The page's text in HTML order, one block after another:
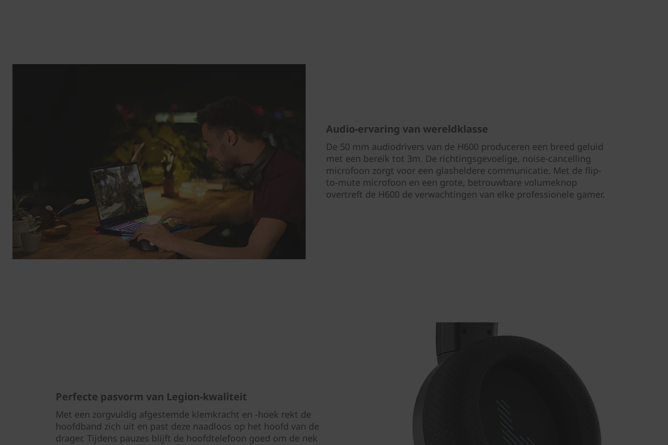
Audio-ervaring van wereldklasse
De 50 mm audiodrivers van de H600 produceren een breed geluid
met een bereik tot 3m. De richtingsgevoelige, noise-cancelling
microfoon zorgt voor een glasheldere communicatie. Met de flip-
to-mute microfoon en een grote, betrouwbare volumeknop
overtreft de H600 de verwachtingen van elke professionele gamer.
Perfecte pasvorm van Legion-kwaliteit
Met een zorgvuldig afgestemde klemkracht en -hoek rekt de
hoofdband zich uit en past deze naadloos op het hoofd van de
drager. Tijdens pauzes blijft de hoofdtelefoon goed om de nek